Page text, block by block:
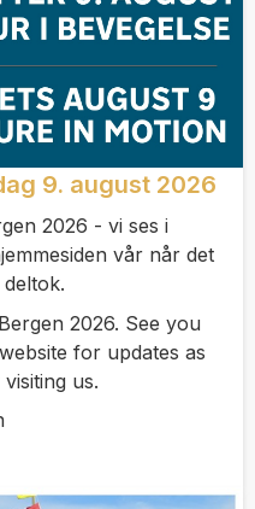
9. august 2026
2026 - vi ses i
vår når det
2026. See you
for updates as
us.